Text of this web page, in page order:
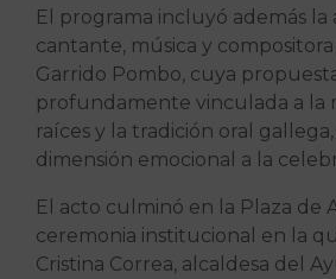
El programa incluyó además la
cantante, música y
Garrido Pombo, cuya
profundamente vinculada a la
raíces y la tradición oral
dimensión emocional a la
El acto culminó en la Plaza de
ceremonia institucional en la
Cristina Correa, alcaldesa del